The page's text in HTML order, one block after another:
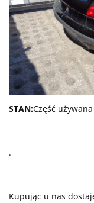
STAN:Część
.
Kupując u nas